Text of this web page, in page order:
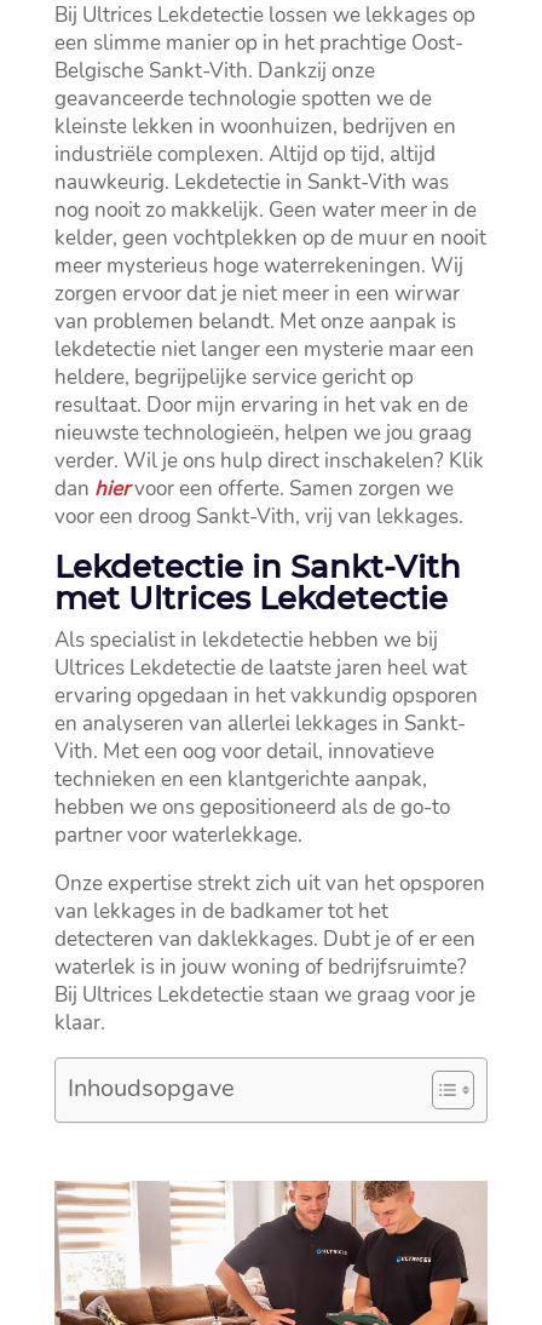
Bij Ultrices Lekdetectie lossen we lekkages op
een slimme manier op in het prachtige Oost-
Belgische Sankt-Vith.​ Dankzij onze
geavanceerde technologie spotten we de
kleinste lekken in woonhuizen, bedrijven en
industriële complexen.​ Altijd op tijd, altijd
nauwkeurig.​ Lekdetectie in Sankt-Vith was
nog nooit zo makkelijk.​ Geen water meer in de
kelder, geen vochtplekken op de muur en nooit
meer mysterieus hoge waterrekeningen.​ Wij
zorgen ervoor dat je niet meer in een wirwar
van problemen belandt.​ Met onze aanpak is
lekdetectie niet langer een mysterie maar een
heldere, begrijpelijke service gericht op
resultaat.​ Door mijn ervaring in het vak en de
nieuwste technologieën, helpen we jou graag
verder.​ Wil je ons hulp direct inschakelen? Klik
dan hiervoor een offerte.​ Samen zorgen we
voor een droog Sankt-Vith, vrij van lekkages.​
Lekdetectie in Sankt-Vith
met Ultrices Lekdetectie
Als specialist in lekdetectie hebben we bij
Ultrices Lekdetectie de laatste jaren heel wat
ervaring opgedaan in het vakkundig opsporen
en analyseren van allerlei lekkages in Sankt-
Vith.​ Met een oog voor detail, innovatieve
technieken en een klantgerichte aanpak,
hebben we ons gepositioneerd als de go-to
partner voor waterlekkage.​
Onze expertise strekt zich uit van het opsporen
van lekkages in de badkamer tot het
detecteren van daklekkages.​ Dubt je of er een
waterlek is in jouw woning of bedrijfsruimte?
Bij Ultrices Lekdetectie staan we graag voor je
klaar.​
Inhoudsopgave